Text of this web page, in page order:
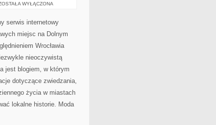
WYŁĄCZONA
serwis internetowy
miejsc na Dolnym
Wrocławia
nieoczywistą
jest blogiem, w którym
dotyczące zwiedzania,
życia w miastach
lokalne historie. Moda